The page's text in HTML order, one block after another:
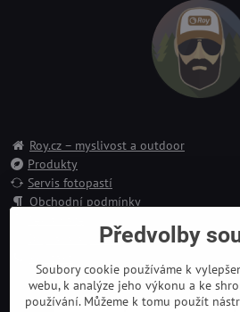
Roy.cz – myslivost a outdoor
Produkty
Servis fotopastí
Obchodní podmínky
Doprava a platbaPředvolby
Soubory cookie používáme k
webu, k analýze jeho výkonu a ke
používání. Můžeme k tomu použít